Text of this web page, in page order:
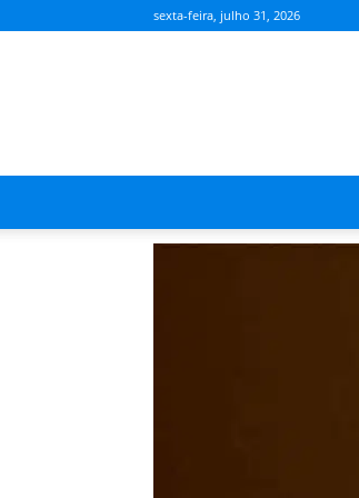
sexta-feira, julho 31, 2026